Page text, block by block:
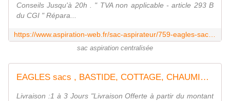
Conseils Jusqu'à 20h . " TVA non applicable - article 293 B
du CGI " Répara...
sac aspiration centralisée
EAGLES sacs , BASTIDE, COTTAGE, CHAUMIÈRE
Livraison :1 à 3 Jours "Livraison Offerte à partir du montant